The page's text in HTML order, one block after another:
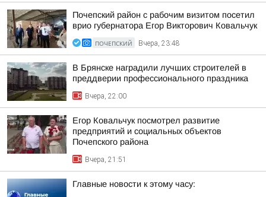
Почепский район с рабочим визитом посетил
врио губернатора Егор Викторович Ковальчук
ПОЧЕПСКИЙ Вчера, 23:48
В Брянске наградили лучших строителей в
преддверии профессионального праздника
Вчера, 22:00
Егор Ковальчук посмотрел развитие
предприятий и социальных объектов
Почепского района
Вчера, 21:51
Главные новости к этому часу: